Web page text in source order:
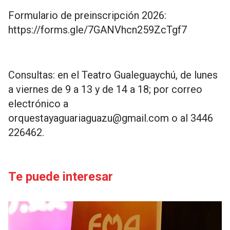
Formulario de preinscripción 2026:
https://forms.gle/7GANVhcn259ZcTgf7
Consultas: en el Teatro Gualeguaychú, de lunes
a viernes de 9 a 13 y de 14 a 18; por correo
electrónico a
orquestayaguariaguazu@gmail.com o al 3446
226462.
Te puede interesar